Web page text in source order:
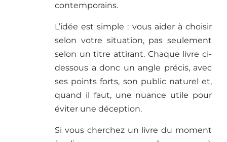
contemporains.
L’idée est simple : vous aider à choisir
selon votre situation, pas seulement
selon un titre attirant. Chaque livre ci-
dessous a donc un angle précis, avec
ses points forts, son public naturel et,
quand il faut, une nuance utile pour
éviter une déception.
Si vous cherchez un livre du moment